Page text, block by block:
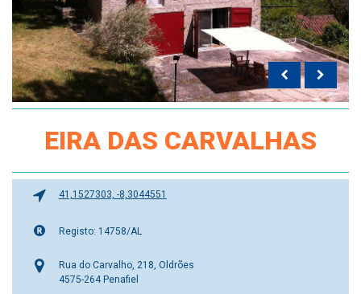
EIRA DAS CARVALHAS
41,1527303, -8,3044551
Registo: 14758/AL
Rua do Carvalho, 218, Oldrões
4575-264 Penafiel